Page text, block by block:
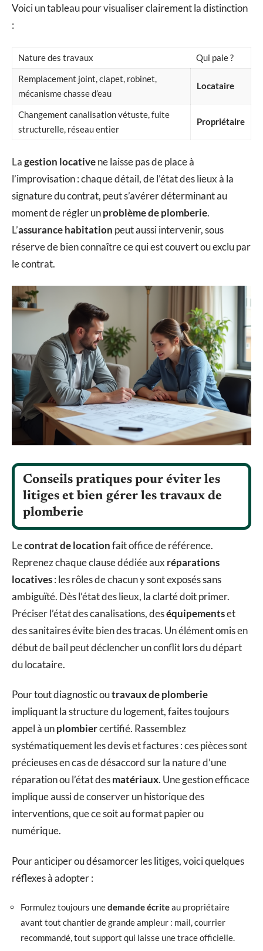
Voici un tableau pour visualiser clairement la distinction
:
Nature des travaux
Qui paie ?
Remplacement joint, clapet, robinet,
mécanisme chasse d’eau
Locataire
Changement canalisation vétuste, fuite
structurelle, réseau entier
Propriétaire
Lagestion locativene laisse pas de place à
l’improvisation : chaque détail, de l’état des lieux à la
signature du contrat, peut s’avérer déterminant au
moment de régler unproblème de plomberie.
L’assurance habitation peut aussi intervenir, sous
réserve de bien connaître ce qui est couvert ou exclu par
le contrat.
Conseils pratiques pour éviter les
litiges et bien gérer les travaux de
plomberie
Lecontrat de locationfait office de référence.
Reprenez chaque clause dédiée aux réparations
locatives: les rôles de chacun y sont exposés sans
ambiguïté. Dès l’état des lieux, la clarté doit primer.
Préciser l’état des canalisations, deséquipementset
des sanitaires évite bien des tracas. Un élément omis en
début de bail peut déclencher un conflit lors du départ
du locataire.
Pour tout diagnostic outravaux de plomberie
impliquant la structure du logement, faites toujours
appel à unplombiercertifié. Rassemblez
systématiquement les devis et factures : ces pièces sont
précieuses en cas de désaccord sur la nature d’une
réparation ou l’état desmatériaux. Une gestion efficace
implique aussi de conserver un historique des
interventions, que ce soit au format papier ou
numérique.
Pour anticiper ou désamorcer les litiges, voici quelques
réflexes à adopter :
Formulez toujours unedemande écriteau propriétaire
avant tout chantier de grande ampleur : mail, courrier
recommandé, tout support qui laisse une trace officielle.